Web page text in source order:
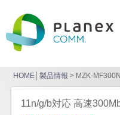
HOME 製品情報 > MZK-
11n/g/b対応 高速